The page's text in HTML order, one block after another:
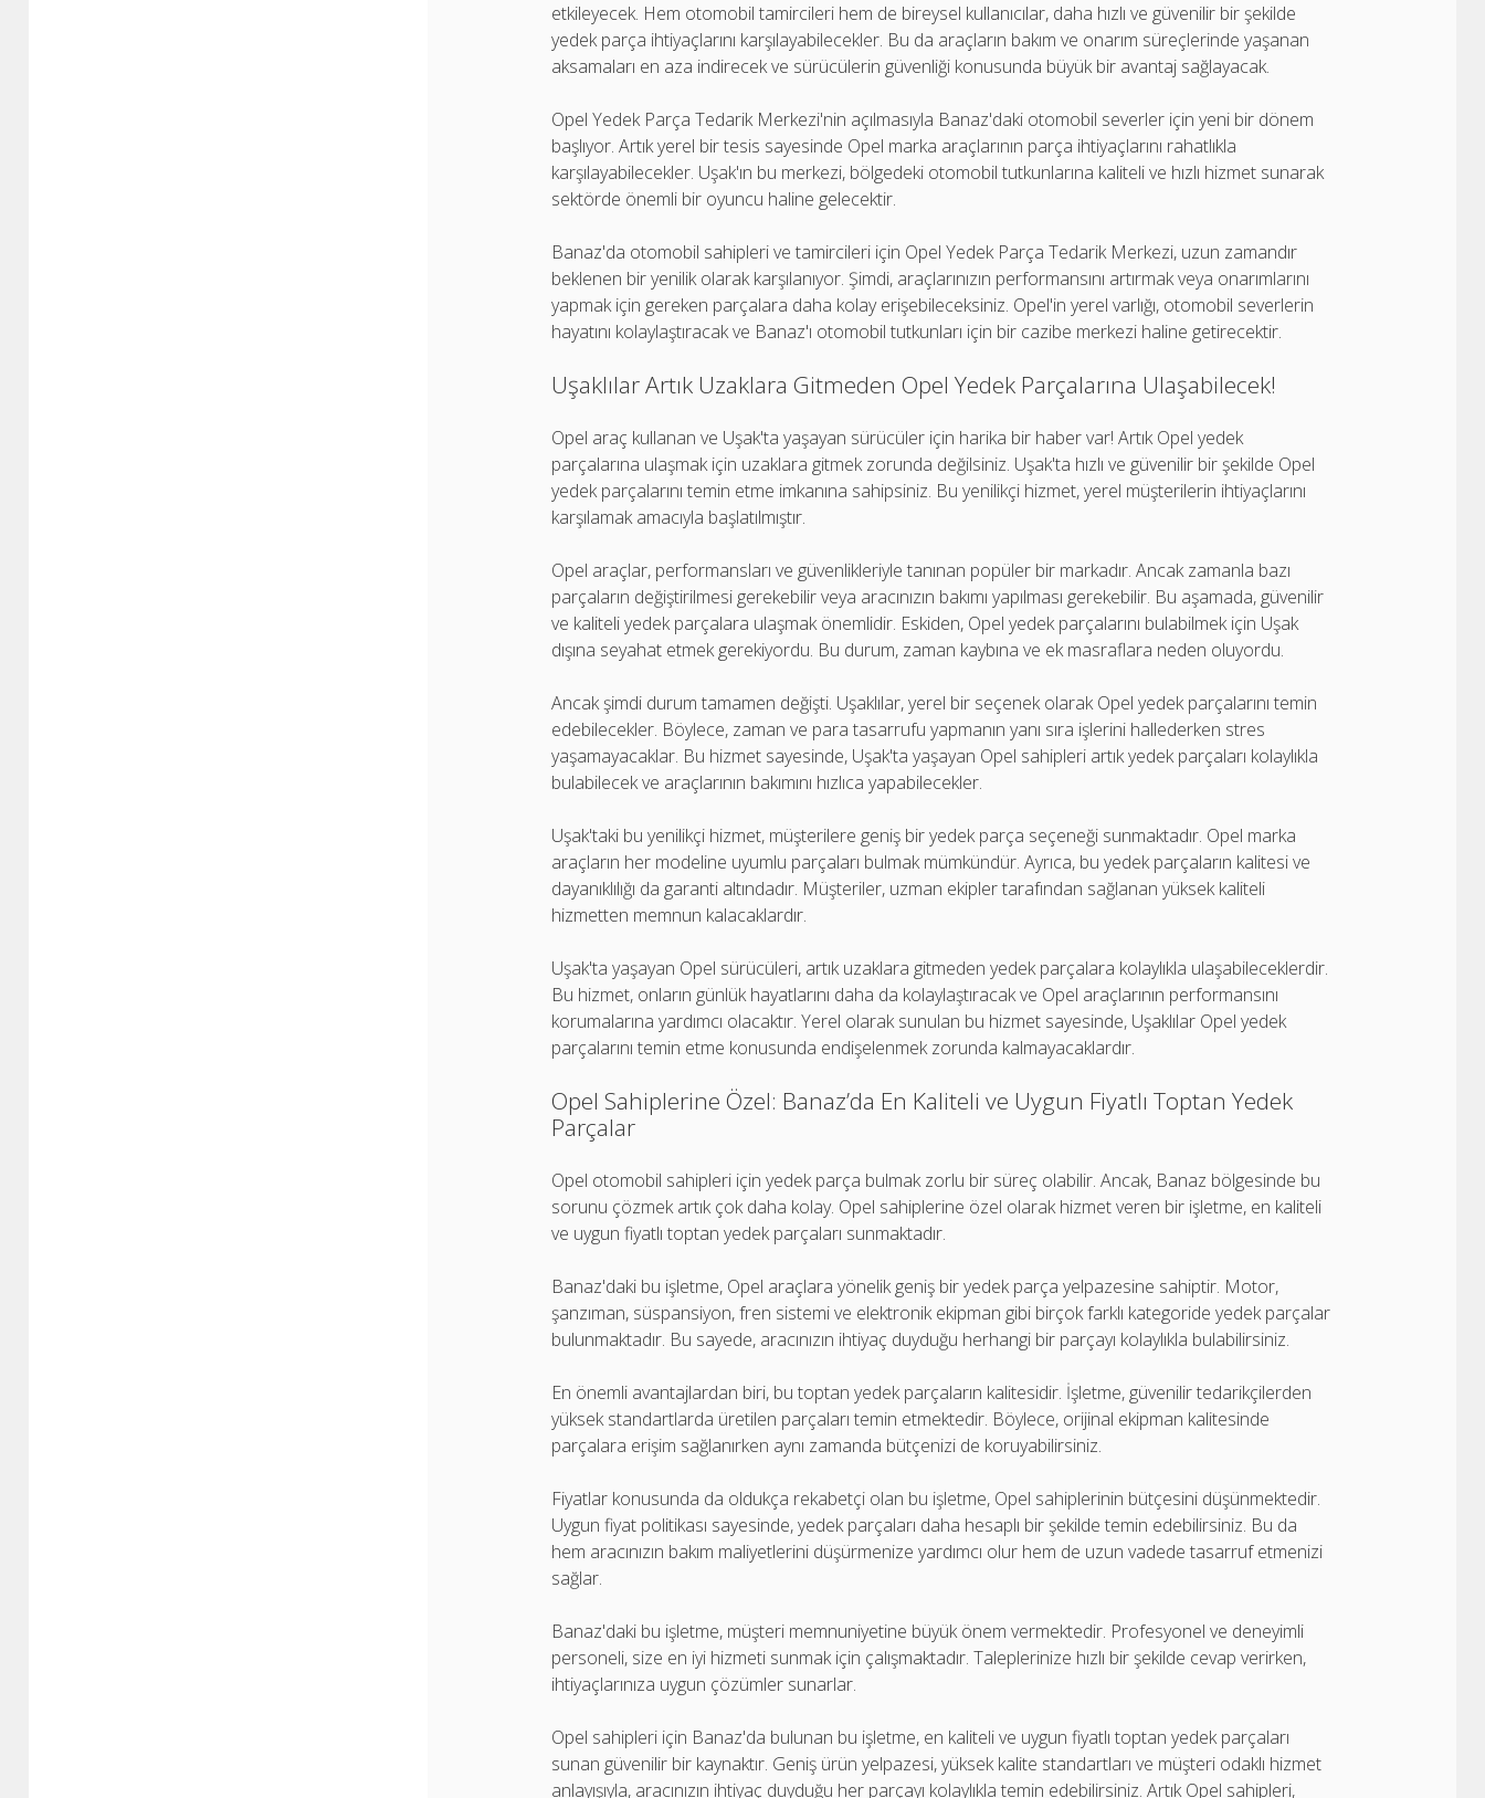
etkileyecek. Hem otomobil tamircileri hem de bireysel kullanıcılar, daha hızlı ve güvenilir bir şekilde
yedek parça ihtiyaçlarını karşılayabilecekler. Bu da araçların bakım ve onarım süreçlerinde yaşanan
aksamaları en aza indirecek ve sürücülerin güvenliği konusunda büyük bir avantaj sağlayacak.
Opel Yedek Parça Tedarik Merkezi'nin açılmasıyla Banaz'daki otomobil severler için yeni bir dönem
başlıyor. Artık yerel bir tesis sayesinde Opel marka araçlarının parça ihtiyaçlarını rahatlıkla
karşılayabilecekler. Uşak'ın bu merkezi, bölgedeki otomobil tutkunlarına kaliteli ve hızlı hizmet sunarak
sektörde önemli bir oyuncu haline gelecektir.
Banaz'da otomobil sahipleri ve tamircileri için Opel Yedek Parça Tedarik Merkezi, uzun zamandır
beklenen bir yenilik olarak karşılanıyor. Şimdi, araçlarınızın performansını artırmak veya onarımlarını
yapmak için gereken parçalara daha kolay erişebileceksiniz. Opel'in yerel varlığı, otomobil severlerin
hayatını kolaylaştıracak ve Banaz'ı otomobil tutkunları için bir cazibe merkezi haline getirecektir.
Uşaklılar Artık Uzaklara Gitmeden Opel Yedek Parçalarına Ulaşabilecek!
Opel araç kullanan ve Uşak'ta yaşayan sürücüler için harika bir haber var! Artık Opel yedek
parçalarına ulaşmak için uzaklara gitmek zorunda değilsiniz. Uşak'ta hızlı ve güvenilir bir şekilde Opel
yedek parçalarını temin etme imkanına sahipsiniz. Bu yenilikçi hizmet, yerel müşterilerin ihtiyaçlarını
karşılamak amacıyla başlatılmıştır.
Opel araçlar, performansları ve güvenlikleriyle tanınan popüler bir markadır. Ancak zamanla bazı
parçaların değiştirilmesi gerekebilir veya aracınızın bakımı yapılması gerekebilir. Bu aşamada, güvenilir
ve kaliteli yedek parçalara ulaşmak önemlidir. Eskiden, Opel yedek parçalarını bulabilmek için Uşak
dışına seyahat etmek gerekiyordu. Bu durum, zaman kaybına ve ek masraflara neden oluyordu.
Ancak şimdi durum tamamen değişti. Uşaklılar, yerel bir seçenek olarak Opel yedek parçalarını temin
edebilecekler. Böylece, zaman ve para tasarrufu yapmanın yanı sıra işlerini hallederken stres
yaşamayacaklar. Bu hizmet sayesinde, Uşak'ta yaşayan Opel sahipleri artık yedek parçaları kolaylıkla
bulabilecek ve araçlarının bakımını hızlıca yapabilecekler.
Uşak'taki bu yenilikçi hizmet, müşterilere geniş bir yedek parça seçeneği sunmaktadır. Opel marka
araçların her modeline uyumlu parçaları bulmak mümkündür. Ayrıca, bu yedek parçaların kalitesi ve
dayanıklılığı da garanti altındadır. Müşteriler, uzman ekipler tarafından sağlanan yüksek kaliteli
hizmetten memnun kalacaklardır.
Uşak'ta yaşayan Opel sürücüleri, artık uzaklara gitmeden yedek parçalara kolaylıkla ulaşabileceklerdir.
Bu hizmet, onların günlük hayatlarını daha da kolaylaştıracak ve Opel araçlarının performansını
korumalarına yardımcı olacaktır. Yerel olarak sunulan bu hizmet sayesinde, Uşaklılar Opel yedek
parçalarını temin etme konusunda endişelenmek zorunda kalmayacaklardır.
Opel Sahiplerine Özel: Banaz’da En Kaliteli ve Uygun Fiyatlı Toptan Yedek
Parçalar
Opel otomobil sahipleri için yedek parça bulmak zorlu bir süreç olabilir. Ancak, Banaz bölgesinde bu
sorunu çözmek artık çok daha kolay. Opel sahiplerine özel olarak hizmet veren bir işletme, en kaliteli
ve uygun fiyatlı toptan yedek parçaları sunmaktadır.
Banaz'daki bu işletme, Opel araçlara yönelik geniş bir yedek parça yelpazesine sahiptir. Motor,
şanzıman, süspansiyon, fren sistemi ve elektronik ekipman gibi birçok farklı kategoride yedek parçalar
bulunmaktadır. Bu sayede, aracınızın ihtiyaç duyduğu herhangi bir parçayı kolaylıkla bulabilirsiniz.
En önemli avantajlardan biri, bu toptan yedek parçaların kalitesidir. İşletme, güvenilir tedarikçilerden
yüksek standartlarda üretilen parçaları temin etmektedir. Böylece, orijinal ekipman kalitesinde
parçalara erişim sağlanırken aynı zamanda bütçenizi de koruyabilirsiniz.
Fiyatlar konusunda da oldukça rekabetçi olan bu işletme, Opel sahiplerinin bütçesini düşünmektedir.
Uygun fiyat politikası sayesinde, yedek parçaları daha hesaplı bir şekilde temin edebilirsiniz. Bu da
hem aracınızın bakım maliyetlerini düşürmenize yardımcı olur hem de uzun vadede tasarruf etmenizi
sağlar.
Banaz'daki bu işletme, müşteri memnuniyetine büyük önem vermektedir. Profesyonel ve deneyimli
personeli, size en iyi hizmeti sunmak için çalışmaktadır. Taleplerinize hızlı bir şekilde cevap verirken,
ihtiyaçlarınıza uygun çözümler sunarlar.
Opel sahipleri için Banaz'da bulunan bu işletme, en kaliteli ve uygun fiyatlı toptan yedek parçaları
sunan güvenilir bir kaynaktır. Geniş ürün yelpazesi, yüksek kalite standartları ve müşteri odaklı hizmet
anlayışıyla, aracınızın ihtiyaç duyduğu her parçayı kolaylıkla temin edebilirsiniz. Artık Opel sahipleri,